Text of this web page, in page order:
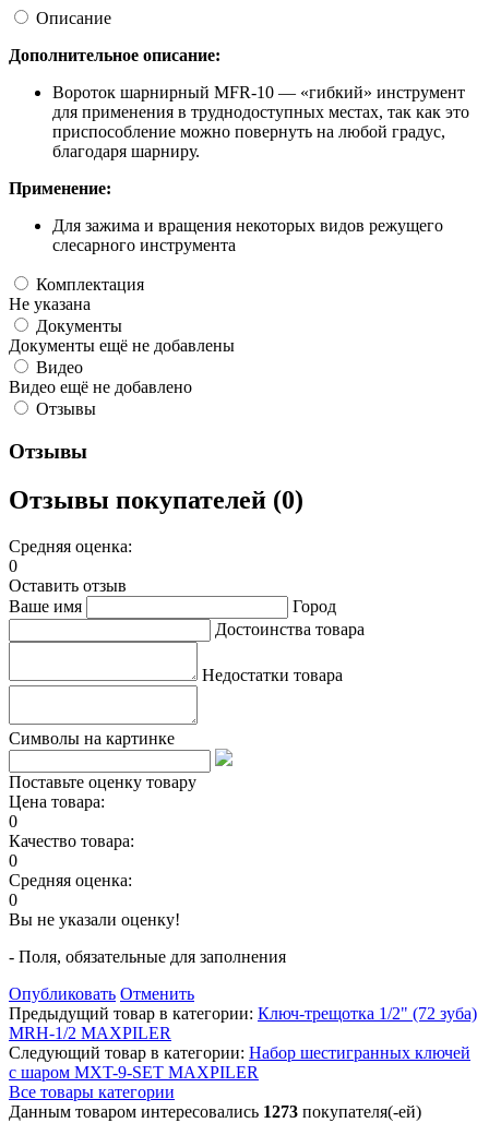
Описание
Дополнительное описание:
Вороток шарнирный MFR-10 — «гибкий» инструмент
для применения в труднодоступных местах, так как это
приспособление можно повернуть на любой градус,
благодаря шарниру.
Применение:
Для зажима и вращения некоторых видов режущего
слесарного инструмента
Комплектация
Не указана
Документы
Документы ещё не добавлены
Видео
Видео ещё не добавлено
Отзывы
Отзывы
Отзывы покупателей (0)
Средняя оценка:
0
Оставить отзыв
Ваше имя
Город
Достоинства товара
Недостатки товара
Символы на картинке
Поставьте оценку товару
Цена товара:
0
Качество товара:
0
Средняя оценка:
0
Вы не указали оценку!
- Поля, обязательные для заполнения
Опубликовать Отменить
Предыдущий товар в категории: Ключ-трещотка 1/2" (72 зуба)
MRH-1/2 MAXPILER
Следующий товар в категории: Набор шестигранных ключей
с шаром MXT-9-SET MAXPILER
Все товары категории
Данным товаром интересовались 1273 покупателя(-ей)